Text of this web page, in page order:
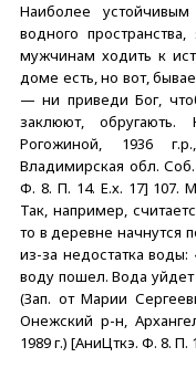
Наиболее
водного
мужчинам ходить к
доме есть, но вот,
— ни приведи Бог,
заклюют,
Рогожиной, 1936
Владимирская обл.
Ф. 8. П. 14. Е.х. 17] 107.
Так, например,
то в деревне начнутся
из-за недостатка
воду пошел. Вода
(Зап. от Марии
Онежский р-н,
1989 г.) [АниЦткэ. Ф. 8. П.